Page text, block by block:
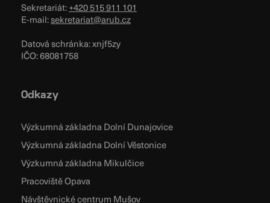
Sekretariát:+420 515 911 101
E-mail:sekretariat@arub.cz
Datová schránka: xnjf5zy
IČO: 68081758
Odkazy
Výzkumná základna Dolní Dunajovice
Výzkumná základna Dolní Věstonice
Výzkumná základna Mikulčice
Pracoviště Opava
Návštěvnické centrum Mušov